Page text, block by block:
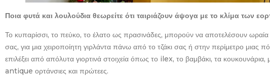
Ποια φυτά και λουλούδια θεωρείτε ότι ταιριάζουν άψογα με το κλίμα των
Το κυπαρίσσι, το πεύκο, το έλατο ως πρασινάδες, μπορούν να αποτελέσουν
σας, για μια χειροποίητη γιρλάντα πάνω από το τζάκι σας ή στην περίμετρο μιας
επιλέξει από απόλυτα γιορτινά στοιχεία όπως το ilex, το βαμβάκι, τα κουκουνάρια,
antique ορτάνσιες και πρώτεες.